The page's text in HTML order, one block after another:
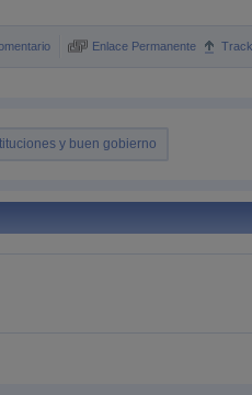
Enlace Permanente
y buen gobierno